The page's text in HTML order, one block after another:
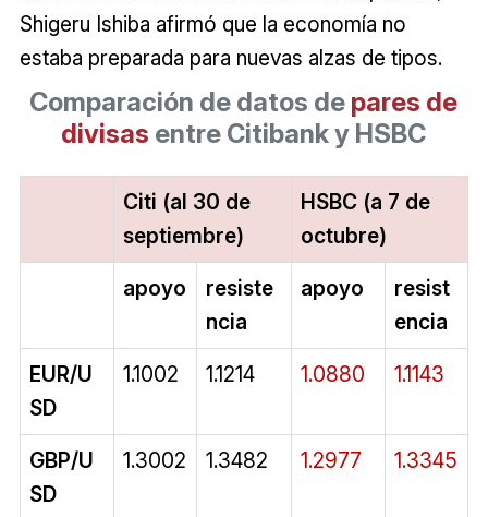
Shigeru Ishiba afirmó que la economía no
estaba preparada para nuevas alzas de tipos.
Comparación de datos de pares de
divisas entre Citibank y HSBC
Citi (al 30 de
septiembre)
HSBC (a 7 de
octubre)
apoyo
resiste
ncia
apoyo
resist
encia
EUR/U
SD
1.1002 1.1214 1.0880 1.1143
GBP/U
SD
1.3002 1.3482 1.2977 1.3345